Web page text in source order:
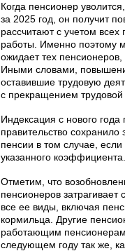
Когда пенсионер
за 2025 год, он получит
рассчитают с учетом
работы. Именно поэтому
ожидает тех
Иными словами,
оставившие трудовую
с прекращением трудовой
Индексация с нового
правительство
пенсии в том случае,
указанного коэффициента.
Отметим, что
пенсионеров
все ее виды, включая
кормильца. Другие
работающим
следующем году так же,